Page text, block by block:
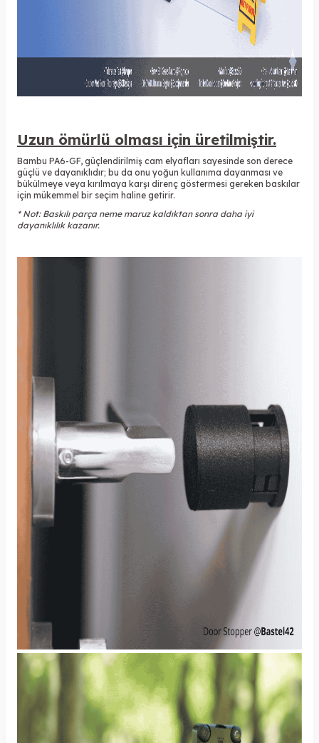
Uzun ömürlü olması için üretilmiştir.
Bambu PA6-GF, güçlendirilmiş cam elyafları sayesinde son derece
güçlü ve dayanıklıdır; bu da onu yoğun kullanıma dayanması ve
bükülmeye veya kırılmaya karşı direnç göstermesi gereken baskılar
için mükemmel bir seçim haline getirir.
* Not: Baskılı parça neme maruz kaldıktan sonra daha iyi
dayanıklılık kazanır.